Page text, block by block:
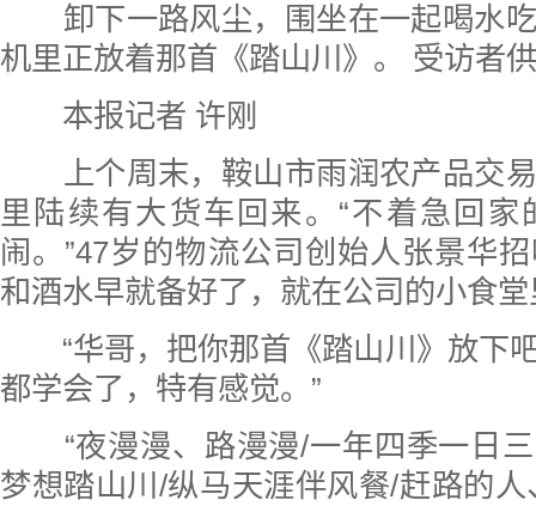
卸下一路风尘，围坐在一起喝水吃
机里正放着那首《踏山川》。 受访者
本报记者 许刚
上个周末，鞍山市雨润农产品交易
里陆续有大货车回来。“不着急回家
闹。”47岁的物流公司创始人张景华
和酒水早就备好了，就在公司的小食
“华哥，把你那首《踏山川》放下
都学会了，特有感觉。”
“夜漫漫、路漫漫/一年四季一日
梦想踏山川/纵马天涯伴风餐/赶路的